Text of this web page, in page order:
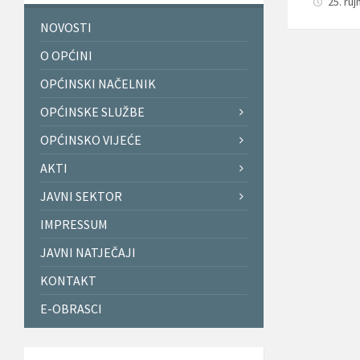
NOVOSTI
O OPĆINI
OPĆINSKI NAČELNIK
OPĆINSKE SLUŽBE
OPĆINSKO VIJEĆE
AKTI
JAVNI SEKTOR
IMPRESSUM
JAVNI NATJEČAJI
KONTAKT
E-OBRASCI